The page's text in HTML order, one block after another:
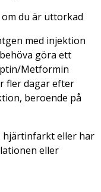
du är uttorkad
med injektion
göra ett
Metformin
fler dagar efter
beroende på
hjärtinfarkt eller har
eller